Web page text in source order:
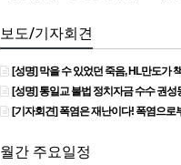
보도/기자회견
[성명] 막을 수 있었던 죽음, HL만도가 책임져라 : 청년노동자 사망
[성명] 통일교 불법 정치자금 수수 권
[기자회견] 폭염은 재난이다! 폭염으로부터 안전한 일터를 위한
월간 주요일정